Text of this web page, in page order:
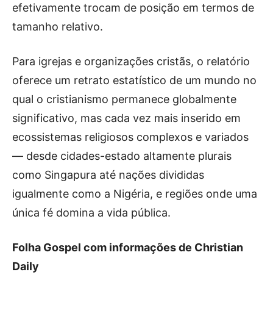
efetivamente trocam de posição em termos de
tamanho relativo.
Para igrejas e organizações cristãs, o relatório
oferece um retrato estatístico de um mundo no
qual o cristianismo permanece globalmente
significativo, mas cada vez mais inserido em
ecossistemas religiosos complexos e variados
— desde cidades-estado altamente plurais
como Singapura até nações divididas
igualmente como a Nigéria, e regiões onde uma
única fé domina a vida pública.
Folha Gospel com informações de Christian
Daily